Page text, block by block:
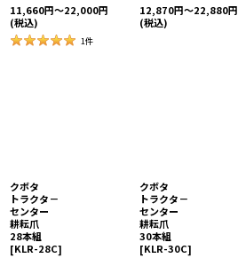
11,660円～22,000円
(税込)
1件
12,870円～22,880円
(税込)
クボタ
トラクタ－
センター
耕耘爪
28本組
[KLR-28C]
クボタ
トラクタ－
センター
耕耘爪
30本組
[KLR-30C]